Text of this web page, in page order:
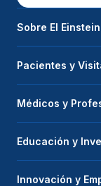
Sobre El Einstein
Pacientes y
Médicos y
Educación y
Innovación y